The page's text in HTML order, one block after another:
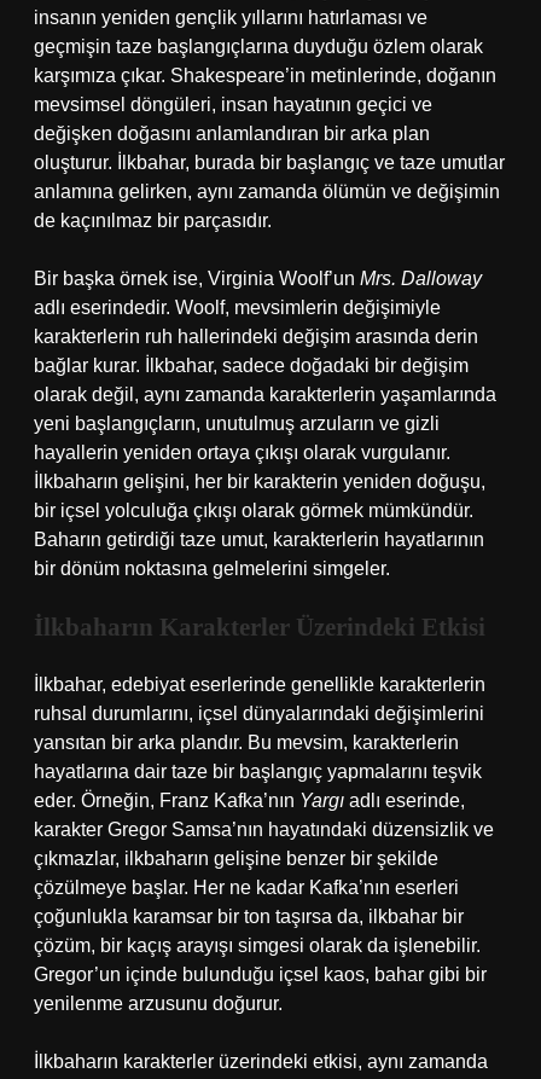
insanın yeniden gençlik yıllarını hatırlaması ve
geçmişin taze başlangıçlarına duyduğu özlem olarak
karşımıza çıkar. Shakespeare’in metinlerinde, doğanın
mevsimsel döngüleri, insan hayatının geçici ve
değişken doğasını anlamlandıran bir arka plan
oluşturur. İlkbahar, burada bir başlangıç ve taze umutlar
anlamına gelirken, aynı zamanda ölümün ve değişimin
de kaçınılmaz bir parçasıdır.
Bir başka örnek ise, Virginia Woolf’un Mrs. Dalloway
adlı eserindedir. Woolf, mevsimlerin değişimiyle
karakterlerin ruh hallerindeki değişim arasında derin
bağlar kurar. İlkbahar, sadece doğadaki bir değişim
olarak değil, aynı zamanda karakterlerin yaşamlarında
yeni başlangıçların, unutulmuş arzuların ve gizli
hayallerin yeniden ortaya çıkışı olarak vurgulanır.
İlkbaharın gelişini, her bir karakterin yeniden doğuşu,
bir içsel yolculuğa çıkışı olarak görmek mümkündür.
Baharın getirdiği taze umut, karakterlerin hayatlarının
bir dönüm noktasına gelmelerini simgeler.
İlkbaharın Karakterler Üzerindeki Etkisi
İlkbahar, edebiyat eserlerinde genellikle karakterlerin
ruhsal durumlarını, içsel dünyalarındaki değişimlerini
yansıtan bir arka plandır. Bu mevsim, karakterlerin
hayatlarına dair taze bir başlangıç yapmalarını teşvik
eder. Örneğin, Franz Kafka’nın Yargı adlı eserinde,
karakter Gregor Samsa’nın hayatındaki düzensizlik ve
çıkmazlar, ilkbaharın gelişine benzer bir şekilde
çözülmeye başlar. Her ne kadar Kafka’nın eserleri
çoğunlukla karamsar bir ton taşırsa da, ilkbahar bir
çözüm, bir kaçış arayışı simgesi olarak da işlenebilir.
Gregor’un içinde bulunduğu içsel kaos, bahar gibi bir
yenilenme arzusunu doğurur.
İlkbaharın karakterler üzerindeki etkisi, aynı zamanda